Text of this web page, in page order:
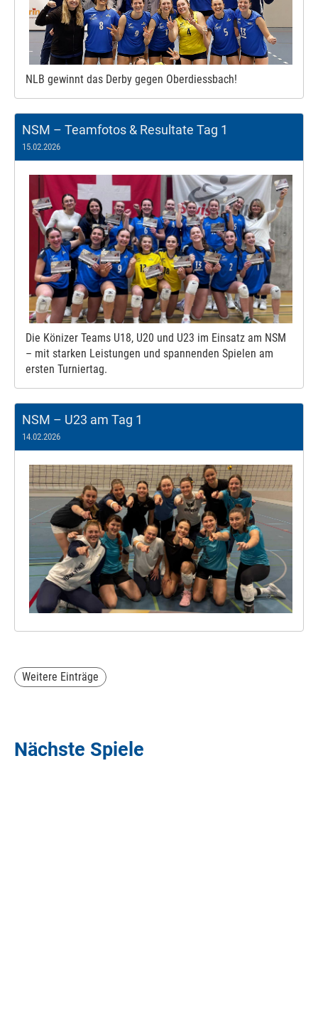
NLB gewinnt das Derby gegen Oberdiessbach!
NSM – Teamfotos & Resultate Tag 1
15.02.2026
Die Könizer Teams U18, U20 und U23 im Einsatz am NSM
– mit starken Leistungen und spannenden Spielen am
ersten Turniertag.
NSM – U23 am Tag 1
14.02.2026
Weitere Einträge
Nächste Spiele